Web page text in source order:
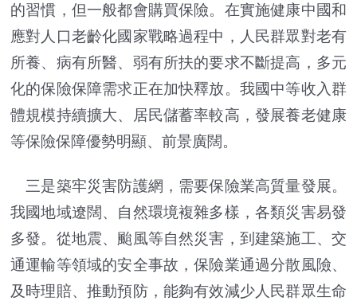
的習慣，但一般都會購買保險。在實施健康中國和
應對人口老齡化國家戰略過程中，人民群眾對老有
所養、病有所醫、弱有所扶的要求不斷提高，多元
化的保險保障需求正在加快釋放。我國中等收入群
體規模持續擴大、居民儲蓄率較高，發展養老健康
等保險保障優勢明顯、前景廣闊。
三是築牢災害防護網，需要保險業高質量發展。
我國地域遼闊、自然環境複雜多樣，各類災害易發
多發。從地震、颱風等自然災害，到建築施工、交
通運輸等領域的安全事故，保險業通過分散風險、
及時理賠、推動預防，能夠有效減少人民群眾生命